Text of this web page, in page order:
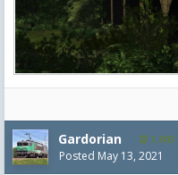
Gardorian 1,903
Posted May 13, 2021